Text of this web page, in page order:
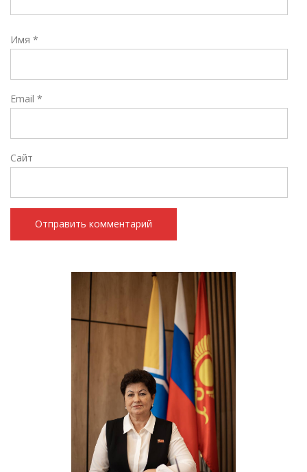
Имя *
Email *
Сайт